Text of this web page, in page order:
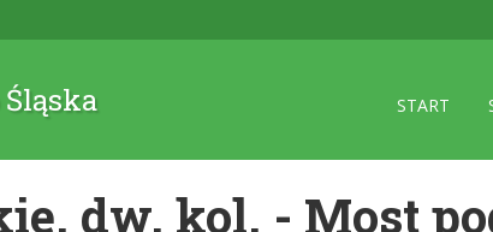
START
dw. kol. - Most